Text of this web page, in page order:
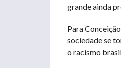
grande ainda
Para
sociedade se
o racismo